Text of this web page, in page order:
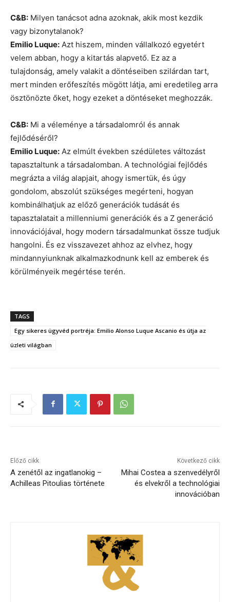
C&B: Milyen tanácsot adna azoknak, akik most kezdik
vagy bizonytalanok?
Emilio Luque: Azt hiszem, minden vállalkozó egyetért
velem abban, hogy a kitartás alapvető. Ez az a
tulajdonság, amely valakit a döntéseiben szilárdan tart,
mert minden erőfeszítés mögött látja, ami eredetileg arra
ösztönözte őket, hogy ezeket a döntéseket meghozzák.
C&B: Mi a véleménye a társadalomról és annak
fejlődéséről?
Emilio Luque: Az elmúlt években szédületes változást
tapasztaltunk a társadalomban. A technológiai fejlődés
megrázta a világ alapjait, ahogy ismertük, és úgy
gondolom, abszolút szükséges megérteni, hogyan
kombinálhatjuk az előző generációk tudását és
tapasztalatait a millenniumi generációk és a Z generáció
innovációjával, hogy modern társadalmunkat össze tudjuk
hangolni. És ez visszavezet ahhoz az elvhez, hogy
mindannyiunknak alkalmazkodnunk kell az emberek és
körülményeik megértése terén.
TAGS
Egy sikeres ügyvéd portréja: Emilio Alonso Luque Ascanio és útja az
üzleti világban
Előző cikk
A zenétől az ingatlanokig –
Achilleas Pitoulias története
Következő cikk
Mihai Costea a szenvedélyről
és elvekről a technológiai
innovációban